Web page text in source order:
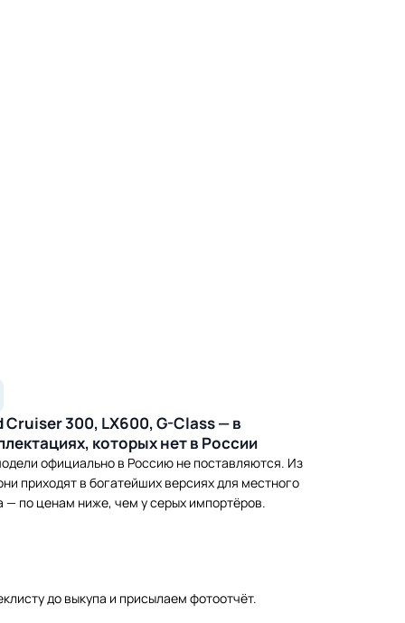
Cruiser 300, LX600, G-Class — в
которых нет в России
официально в Россию не поставляются. Из
приходят в богатейших версиях для местного
— по ценам ниже, чем у серых импортёров.
до выкупа и присылаем фотоотчёт.